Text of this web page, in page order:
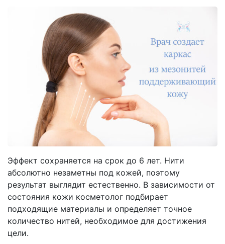
Эффект сохраняется на срок до 6 лет. Нити
абсолютно незаметны под кожей, поэтому
результат выглядит естественно. В зависимости от
состояния кожи косметолог подбирает
подходящие материалы и определяет точное
количество нитей, необходимое для достижения
цели.